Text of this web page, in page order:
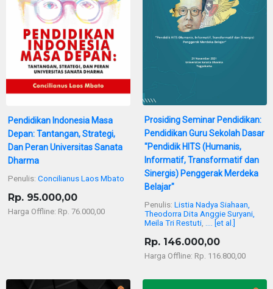
Pendidikan Indonesia Masa
Depan: Tantangan, Strategi,
Dan Peran Universitas Sanata
Dharma
Penulis: Concilianus Laos Mbato
Rp. 95.000,00
Harga Offline: Rp. 76.000,00
Prosiding Seminar Pendidikan:
Pendidikan Guru Sekolah Dasar
"Pendidik HITS (Humanis,
Informatif, Transformatif dan
Sinergis) Penggerak Merdeka
Belajar"
Penulis: Listia Nadya Siahaan,
Theodorra Dita Anggie Suryani,
Meila Tri Restuti, .... [et al.]
Rp. 146.000,00
Harga Offline: Rp. 116.800,00